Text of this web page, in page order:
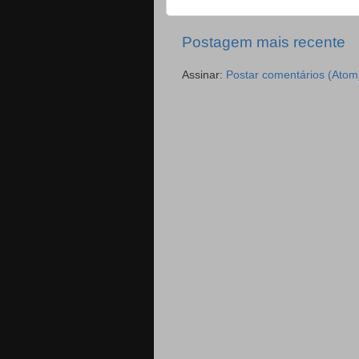
Postagem mais recente
Assinar: Postar comentários